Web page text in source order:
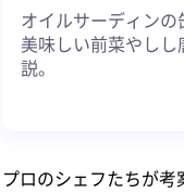
オイルサーディン
美味しい前菜やし
説。
プロのシェフたちが